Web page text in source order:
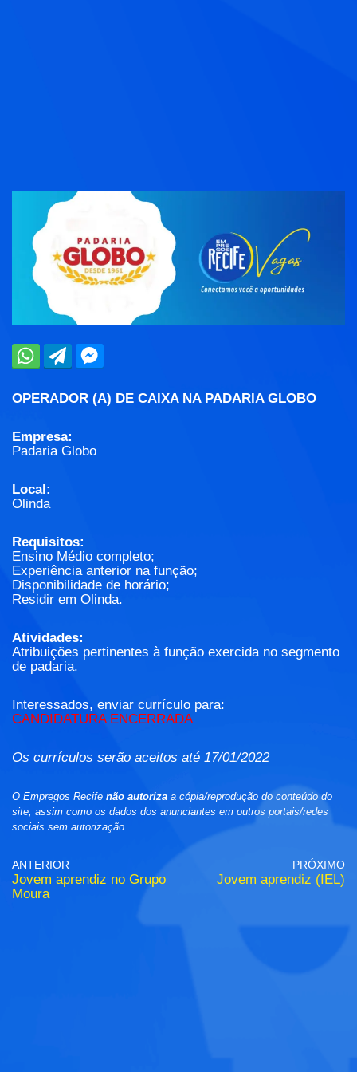
OPERADOR (A) DE CAIXA NA PADARIA GLOBO
Empresa:
Padaria Globo
Local:
Olinda
Requisitos:
Ensino Médio completo;
Experiência anterior na função;
Disponibilidade de horário;
Residir em Olinda.
Atividades:
Atribuições pertinentes à função exercida no segmento
de padaria.
Interessados, enviar currículo para:
CANDIDATURA ENCERRADA
Os currículos serão aceitos até 17/01/2022
O Empregos Recife não autoriza a cópia/reprodução do conteúdo do
site, assim como os dados dos anunciantes em outros portais/redes
sociais sem autorização
ANTERIOR
Jovem aprendiz no Grupo
Moura
PRÓXIMO
Jovem aprendiz (IEL)